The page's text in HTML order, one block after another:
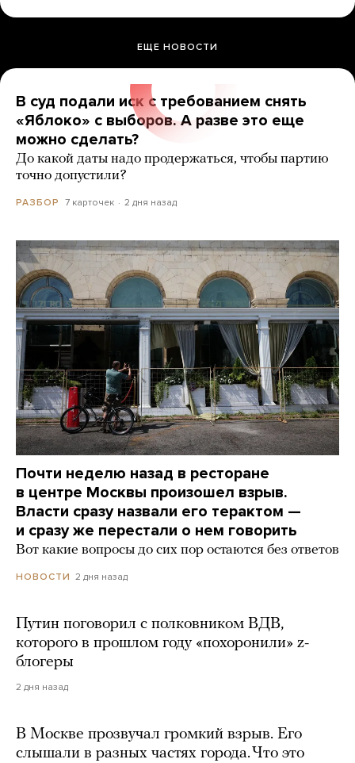
ЕЩЕ НОВОСТИ
В суд подали иск с требованием снять
«Яблоко» с выборов. А разве это еще
можно сделать?
До какой даты надо продержаться, чтобы партию
точно допустили?
РАЗБОР 7 карточек 2 дня назад
Почти неделю назад в ресторане
в центре Москвы произошел взрыв.
Власти сразу назвали его терактом —
и сразу же перестали о нем говорить
Вот какие вопросы до сих пор остаются без ответов
НОВОСТИ 2 дня назад
Путин поговорил с полковником ВДВ,
которого в прошлом году «похоронили» z-
блогеры
2 дня назад
В Москве прозвучал громкий взрыв. Его
слышали в разных частях города. Что это